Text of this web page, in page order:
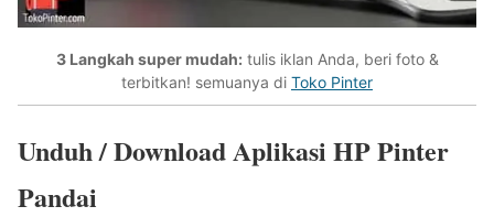
3 Langkah super mudah: tulis iklan Anda, beri foto &
terbitkan! semuanya di Toko Pinter
Unduh / Download Aplikasi HP Pinter
Pandai